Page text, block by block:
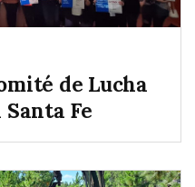
de Lucha
Fe